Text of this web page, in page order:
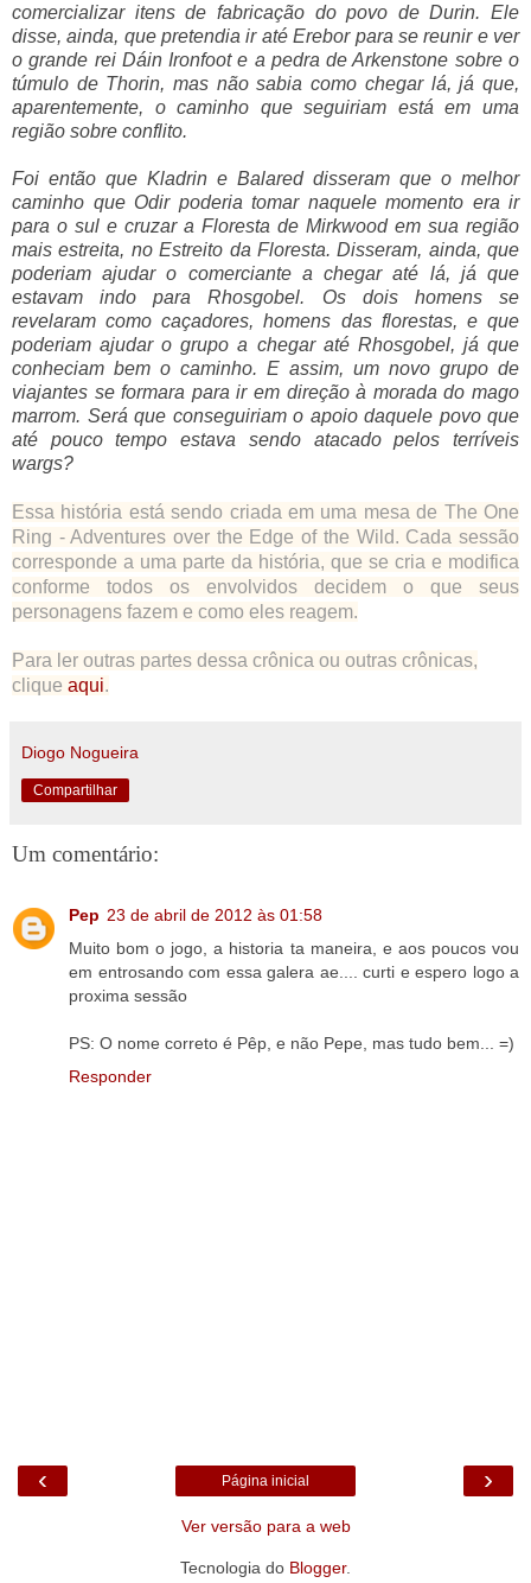
comercializar itens de fabricação do povo de Durin. Ele
disse, ainda, que pretendia ir até Erebor para se reunir e ver
o grande rei Dáin Ironfoot e a pedra de Arkenstone sobre o
túmulo de Thorin, mas não sabia como chegar lá, já que,
aparentemente, o caminho que seguiriam está em uma
região sobre conflito.
Foi então que Kladrin e Balared disseram que o melhor
caminho que Odir poderia tomar naquele momento era ir
para o sul e cruzar a Floresta de Mirkwood em sua região
mais estreita, no Estreito da Floresta. Disseram, ainda, que
poderiam ajudar o comerciante a chegar até lá, já que
estavam indo para Rhosgobel. Os dois homens se
revelaram como caçadores, homens das florestas, e que
poderiam ajudar o grupo a chegar até Rhosgobel, já que
conheciam bem o caminho. E assim, um novo grupo de
viajantes se formara para ir em direção à morada do mago
marrom. Será que conseguiriam o apoio daquele povo que
até pouco tempo estava sendo atacado pelos terríveis
wargs?
Essa história está sendo criada em uma mesa de The One
Ring - Adventures over the Edge of the Wild. Cada sessão
corresponde a uma parte da história, que se cria e modifica
conforme todos os envolvidos decidem o que seus
personagens fazem e como eles reagem.
Para ler outras partes dessa crônica ou outras crônicas,
clique aqui.
Diogo Nogueira
Compartilhar
Um comentário:
Pep 23 de abril de 2012 às 01:58
Muito bom o jogo, a historia ta maneira, e aos poucos vou
em entrosando com essa galera ae.... curti e espero logo a
proxima sessão
PS: O nome correto é Pêp, e não Pepe, mas tudo bem... =)
Responder
‹ ›
Página inicial
Ver versão para a web
Tecnologia do Blogger.